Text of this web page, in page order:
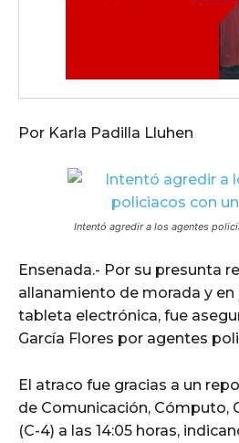
Por Karla Padilla Lluhen
Intentó agredir a los agentes
Ensenada.- Por su presunta
allanamiento de morada y en
tableta electrónica, fue
García Flores por agentes
El atraco fue gracias a un
de Comunicación, Cómputo,
(C-4) a las 14:05 horas,